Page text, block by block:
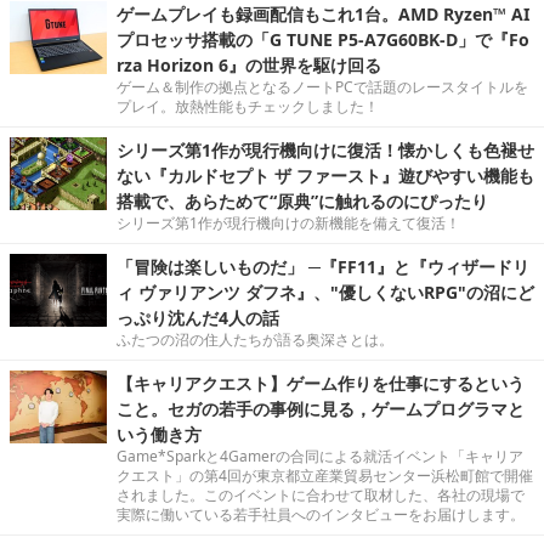
ゲームプレイも録画配信もこれ1台。AMD Ryzen™ AI
プロセッサ搭載の「G TUNE P5-A7G60BK-D」で『Fo
rza Horizon 6』の世界を駆け回る
ゲーム＆制作の拠点となるノートPCで話題のレースタイトルを
プレイ。放熱性能もチェックしました！
シリーズ第1作が現行機向けに復活！懐かしくも色褪せ
ない『カルドセプト ザ ファースト』遊びやすい機能も
搭載で、あらためて“原典”に触れるのにぴったり
シリーズ第1作が現行機向けの新機能を備えて復活！
「冒険は楽しいものだ」 ─『FF11』と『ウィザードリ
ィ ヴァリアンツ ダフネ』、"優しくないRPG"の沼にど
っぷり沈んだ4人の話
ふたつの沼の住人たちが語る奥深さとは。
【キャリアクエスト】ゲーム作りを仕事にするという
こと。セガの若手の事例に見る，ゲームプログラマと
いう働き方
Game*Sparkと4Gamerの合同による就活イベント「キャリア
クエスト」の第4回が東京都立産業貿易センター浜松町館で開催
されました。このイベントに合わせて取材した、各社の現場で
実際に働いている若手社員へのインタビューをお届けします。